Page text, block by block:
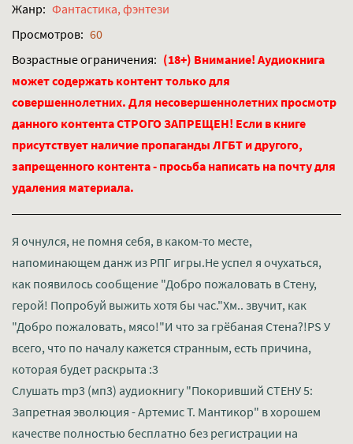
Жанр: Фантастика, фэнтези
Просмотров: 60
Возрастные ограничения: (18+) Внимание! Аудиокнига
может содержать контент только для
совершеннолетних. Для несовершеннолетних просмотр
данного контента СТРОГО ЗАПРЕЩЕН! Если в книге
присутствует наличие пропаганды ЛГБТ и другого,
запрещенного контента - просьба написать на почту для
удаления материала.
Я очнулся, не помня себя, в каком-то месте,
напоминающем данж из РПГ игры.Не успел я очухаться,
как появилось сообщение "Добро пожаловать в Стену,
герой! Попробуй выжить хотя бы час."Хм.. звучит, как
"Добро пожаловать, мясо!"И что за грёбаная Стена?!PS У
всего, что по началу кажется странным, есть причина,
которая будет раскрыта :3
Слушать mp3 (мп3) аудиокнигу "Покоривший СТЕНУ 5:
Запретная эволюция - Артемис Т. Мантикор" в хорошем
качестве полностью бесплатно без регистрации на